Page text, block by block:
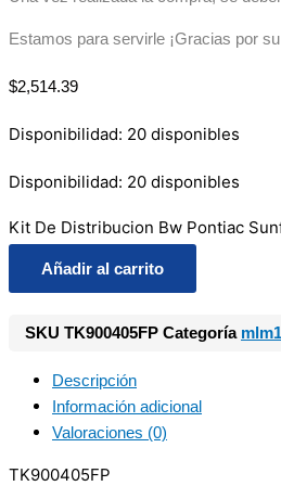
Estamos para servirle ¡Gracias por
$2,514.39
Disponibilidad: 20 disponibles
Disponibilidad: 20 disponibles
Kit De Distribucion Bw Pontiac
Añadir al carrito
SKU TK900405FP Categoría
Descripción
Información adicional
Valoraciones (0)
TK900405FP